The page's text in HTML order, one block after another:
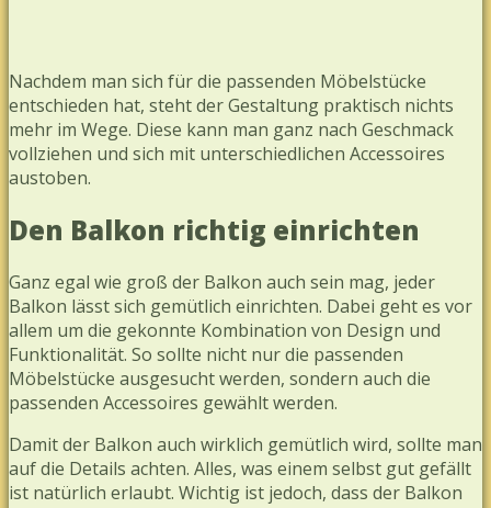
Nachdem man sich für die passenden Möbelstücke
entschieden hat, steht der Gestaltung praktisch nichts
mehr im Wege. Diese kann man ganz nach Geschmack
vollziehen und sich mit unterschiedlichen Accessoires
austoben.
Den Balkon richtig einrichten
Ganz egal wie groß der Balkon auch sein mag, jeder
Balkon lässt sich gemütlich einrichten. Dabei geht es vor
allem um die gekonnte Kombination von Design und
Funktionalität. So sollte nicht nur die passenden
Möbelstücke ausgesucht werden, sondern auch die
passenden Accessoires gewählt werden.
Damit der Balkon auch wirklich gemütlich wird, sollte man
auf die Details achten. Alles, was einem selbst gut gefällt
ist natürlich erlaubt. Wichtig ist jedoch, dass der Balkon